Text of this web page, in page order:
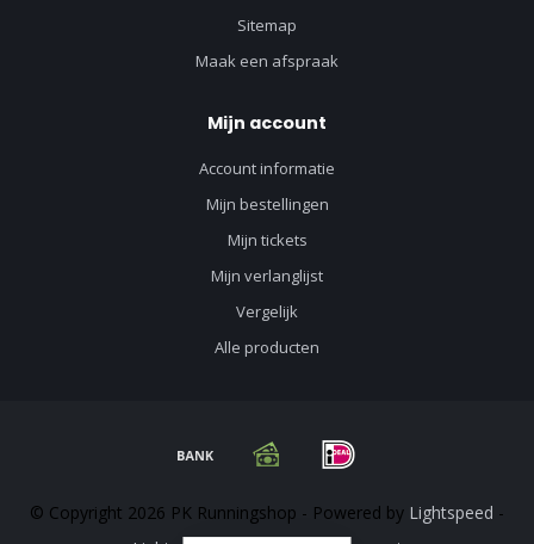
Sitemap
Maak een afspraak
Mijn account
Account informatie
Mijn bestellingen
Mijn tickets
Mijn verlanglijst
Vergelijk
Alle producten
© Copyright 2026 PK Runningshop - Powered by Lightspeed -